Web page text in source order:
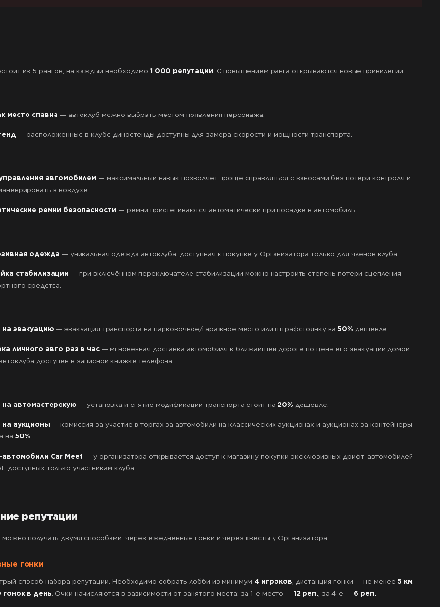
из 5 рангов, на каждый необходимо 1 000 репутации . С повышением ранга открываются новые привилегии:
место спавна — автоклуб можно выбрать местом появления персонажа.
— расположенные в клубе диностенды доступны для замера скорости и мощности транспорта.
автомобилем — максимальный навык позволяет проще справляться с заносами без потери контроля и
в воздухе.
ремни безопасности — ремни пристёгиваются автоматически при посадке в автомобиль.
одежда — уникальная одежда автоклуба, доступная к покупке у Организатора только для членов клуба.
стабилизации — при включённом переключателе стабилизации можно настроить степень потери сцепления
средства.
на эвакуацию — эвакуация транспорта на парковочное/гаражное место или штрафстоянку на50% дешевле.
личного авто раз в час — мгновенная доставка автомобиля к ближайшей дороге по цене его эвакуации домой.
доступен в записной книжке телефона.
на автомастерскую — установка и снятие модификаций транспорта стоит на 20% дешевле.
на аукционы — комиссия за участие в торгах за автомобили на классических аукционах и аукционах за контейнеры
на50%
Car Meet — у организатора открывается доступ к магазину покупки эксклюзивных дрифт-автомобилей
доступных только участникам клуба.
репутации
получать двумя способами: через ежедневные гонки и через квесты у Организатора.
гонки
способ набора репутации. Необходимо собрать лобби из минимум 4 игроков , дистанция гонки — не менее 5 км
гонок в день . Очки начисляются в зависимости от занятого места: за 1-е место — 12 реп. , за 4-е — 6 реп.